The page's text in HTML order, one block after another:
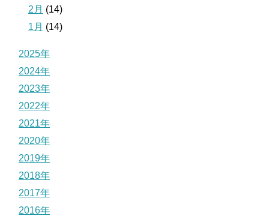
2月 (14)
1月 (14)
2025年
2024年
2023年
2022年
2021年
2020年
2019年
2018年
2017年
2016年